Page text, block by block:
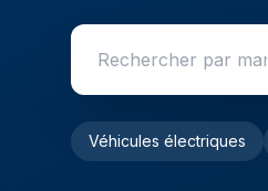
Véhicules électriques